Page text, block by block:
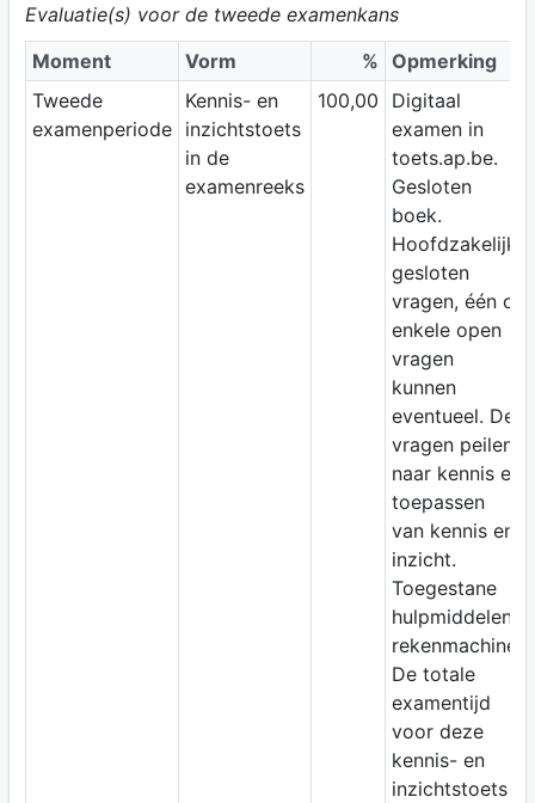
Evaluatie(s) voor de tweede examenkans
Moment
Vorm % Opmerking
Tweede
examenperiode
Kennis- en
inzichtstoets
in de
examenreeks
100,00
Digitaal
examen in
toets.ap.be.
Gesloten
boek.
Hoofdzakelijk
gesloten
vragen, één of
enkele open
vragen
kunnen
eventueel. De
vragen peilen
naar kennis en
toepassen
van kennis en
inzicht.
Toegestane
hulpmiddelen:
rekenmachine.
De totale
examentijd
voor deze
kennis- en
inzichtstoets